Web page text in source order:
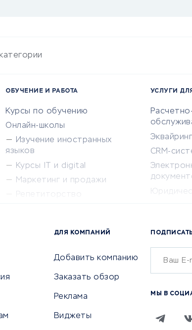
ОБУЧЕНИЕ И РАБОТА
Курсы по обучению
Онлайн-школы
Изучение иностранных
языков
Курсы IT и digital
Маркетинг и продажи
Сетевой маркетинг
УСЛУГИ
Эквайринг
CRM-
Онлайн-
SERM
ДЛЯ КОМПАНИЙ
Добавить компанию
Заказать обзор
Реклама
Виджеты
МЫ В